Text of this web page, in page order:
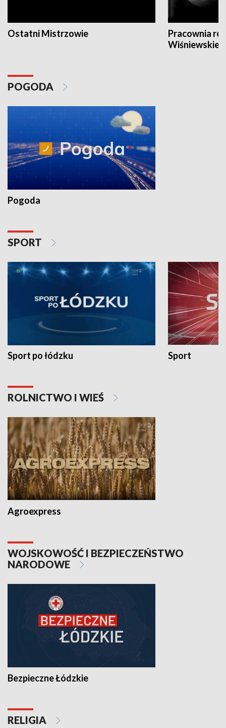
Ostatni Mistrzowie
Pracownia
POGODA
Pogoda
SPORT
Sport po łódzku Sport
ROLNICTWO I WIEŚ
Agroexpress
WOJSKOWOŚĆ I BEZPIECZEŃSTWO
NARODOWE
Bezpieczne Łódzkie
RELIGIA